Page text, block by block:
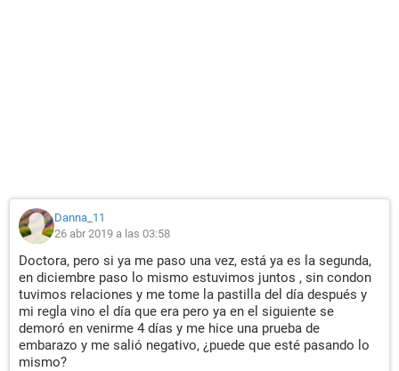
Danna_11
26 abr 2019 a las 03:58
Doctora, pero si ya me paso una vez, está ya es la segunda,
en diciembre paso lo mismo estuvimos juntos , sin condon
tuvimos relaciones y me tome la pastilla del día después y
mi regla vino el día que era pero ya en el siguiente se
demoró en venirme 4 días y me hice una prueba de
embarazo y me salió negativo, ¿puede que esté pasando lo
mismo?